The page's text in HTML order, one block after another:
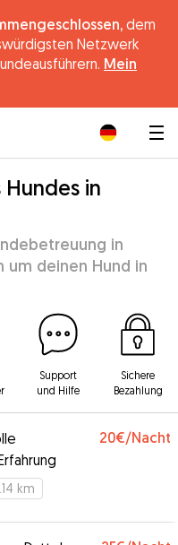
dem
Netzwerk
Mein
in
in
um deinen Hund in
Support
und Hilfe
Sichere
Bezahlung
20€/Nacht
km